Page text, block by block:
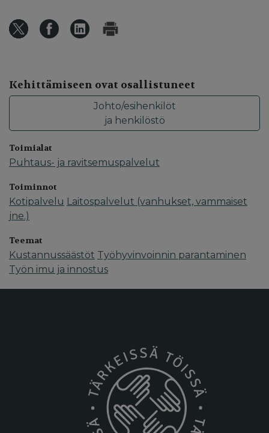
Kehittämiseen ovat osallistuneet
Johto/esihenkilöt
ja henkilöstö
Toimialat
Puhtaus- ja ravitsemuspalvelut
Toiminnot
Kotipalvelu Laitospalvelut (vanhukset, vammaiset
jne.)
Teemat
Kustannussäästöt Työhyvinvoinnin parantaminen
Työn imu ja innostus